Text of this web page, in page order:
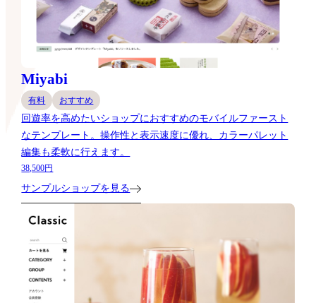
Miyabi
有料 おすすめ
回遊率を高めたいショップにおすすめのモバイルファースト
なテンプレート。操作性と表示速度に優れ、カラーパレット
編集も柔軟に行えます。
38,500円
サンプルショップを見る